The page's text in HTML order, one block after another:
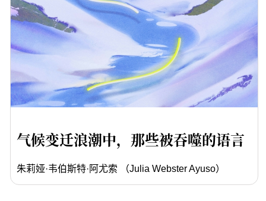
气候变迁浪潮中，那些被吞噬的语言
朱莉娅·韦伯斯特·阿尤索 （Julia Webster Ayuso）